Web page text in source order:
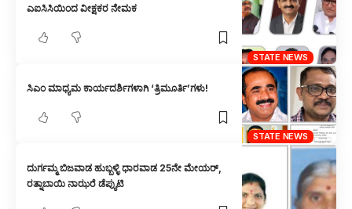
STATE NEWS
ಎಐಸಿಸಿಯಿಂದ ವೀಕ್ಷಕರ ನೇಮಕ
STATE NEWS
ಸಿಎಂ ಮಾಧ್ಯಮ ಕಾರ್ಯದರ್ಶಿಗಳಾಗಿ ‘ತ್ರಿಮೂರ್ತಿ’ಗಳು!
ದುರ್ಗಮ್ಮ ಬಿಜವಾಡ ಹುಬ್ಬಳ್ಳಿ ಧಾರವಾಡ 25ನೇ ಮೇಯರ್,
ರತ್ನಾಬಾಯಿ ನಾಝರೆ ಡೆಪ್ಯುಟಿ